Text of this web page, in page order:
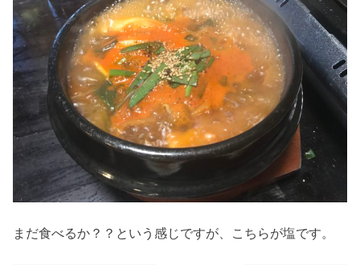
まだ食べるか？？という感じですが、こちらが塩です。